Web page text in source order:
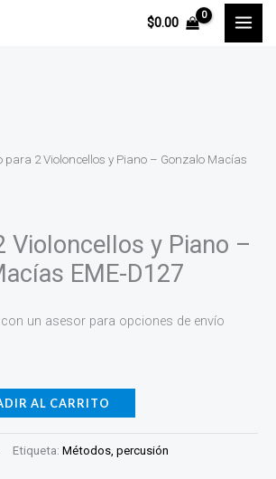
$0.00
para 2 Violoncellos y Piano – Gonzalo Macías
Violoncellos y Piano –
EME-D127
un asesor para opciones de envío
AL CARRITO
Etiqueta: Métodos, percusión